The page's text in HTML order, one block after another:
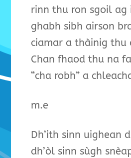
rinn thu ron sgoil ag
ghabh sibh airson
ciamar a thàinig thu
Chan fhaod thu na
“cha robh” a
m.e
Dh’ith sinn uighean
dh’òl sinn sùgh